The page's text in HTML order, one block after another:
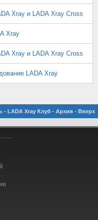
Xray и LADA Xray Cross
Xray
Xray и LADA Xray Cross
LADA Xray
- LADA Xray Клуб - Архив - Вверх